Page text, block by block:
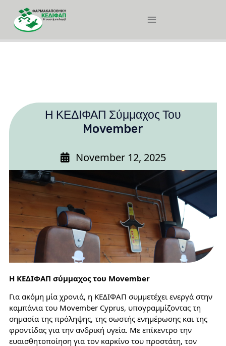
Η ΚΕΔΙΦΑΠ Σύμμαχος Του
Movember
November 12, 2025
Η ΚΕΔΙΦΑΠ σύμμαχος του Movember
Για ακόμη μία χρονιά, η ΚΕΔΙΦΑΠ συμμετέχει ενεργά στην
καμπάνια του Movember Cyprus, υπογραμμίζοντας τη
σημασία της πρόληψης, της σωστής ενημέρωσης και της
φροντίδας για την ανδρική υγεία. Με επίκεντρο την
ευαισθητοποίηση για τον καρκίνο του προστάτη, τον